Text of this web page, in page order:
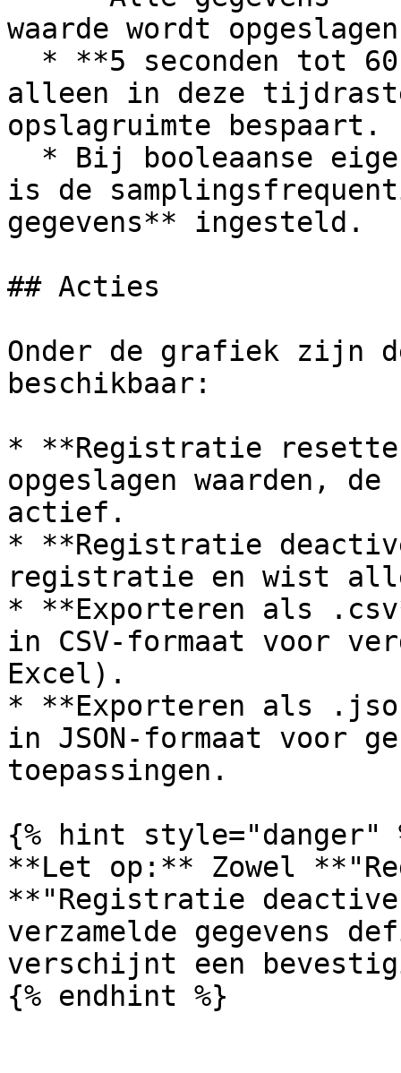
waarde wordt
alleen in deze
opslagruimte bespaart.
is de
gegevens** ingesteld.
## Acties
Onder de grafiek zijn
beschikbaar:
* **Registratie
opgeslagen waarden,
actief.
* **Registratie
registratie en wist alle
* **Exporteren als
in CSV-formaat voor
Excel).
* **Exporteren als
in JSON-formaat voor
toepassingen.
{% hint style="danger"
**Let op:** Zowel
**"Registratie
verzamelde gegevens
verschijnt een
{% endhint %}